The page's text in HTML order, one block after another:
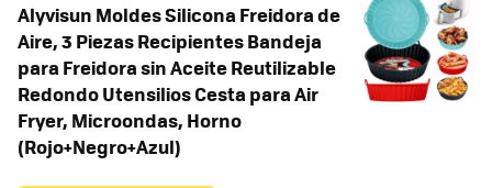
Alyvisun Moldes Silicona Freidora de
Aire, 3 Piezas Recipientes Bandeja
para Freidora sin Aceite Reutilizable
Redondo Utensilios Cesta para Air
Fryer, Microondas, Horno
(Rojo+Negro+Azul)